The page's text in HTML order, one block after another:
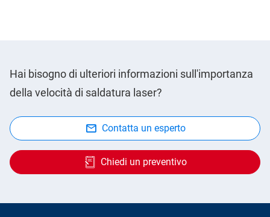
Hai bisogno di ulteriori informazioni sull'importanza
della velocità di saldatura laser?
Contatta un esperto
Chiedi un preventivo